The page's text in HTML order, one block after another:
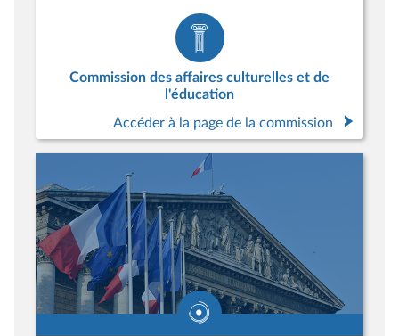
Commission des affaires culturelles et de
l'éducation
Accéder à la page de la commission